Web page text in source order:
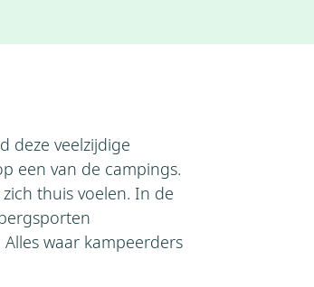
deze veelzijdige
een van de campings.
thuis voelen. In de
waar kampeerders